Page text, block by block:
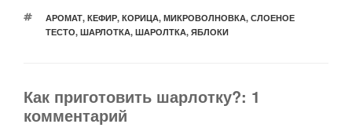
МЕТКИ
АРОМАТ, КЕФИР, КОРИЦА, МИКРОВОЛНОВКА, СЛОЕНОЕ
ТЕСТО, ШАРЛОТКА, ШАРОЛТКА, ЯБЛОКИ
Как приготовить шарлотку?: 1
комментарий